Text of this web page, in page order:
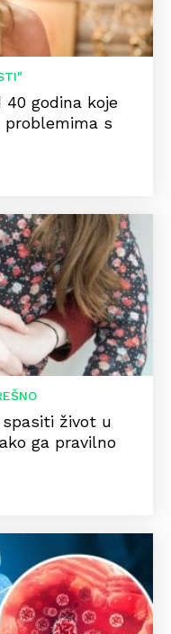
godina koje
problemima s
život u
ga pravilno